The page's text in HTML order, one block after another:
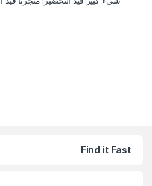
Find it Fast